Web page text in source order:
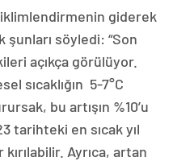
iklimlendirmenin giderek
söyledi: “Son
açıkça görülüyor.
sıcaklığın 5-7°C
bu artışın %10’u
tarihteki en sıcak yıl
Ayrıca, artan